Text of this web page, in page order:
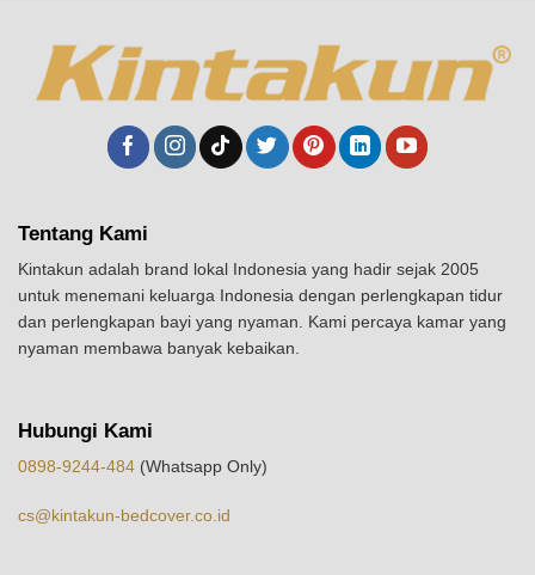
Tentang Kami
Kintakun adalah brand lokal Indonesia yang hadir sejak 2005
untuk menemani keluarga Indonesia dengan perlengkapan tidur
dan perlengkapan bayi yang nyaman. Kami percaya kamar yang
nyaman membawa banyak kebaikan.
Hubungi Kami
0898-9244-484 (Whatsapp Only)
cs@kintakun-bedcover.co.id